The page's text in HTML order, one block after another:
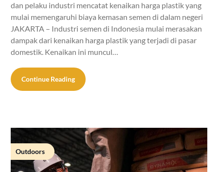
dan pelaku industri mencatat kenaikan harga plastik yang
mulai memengaruhi biaya kemasan semen di dalam negeri
JAKARTA – Industri semen di Indonesia mulai merasakan
dampak dari kenaikan harga plastik yang terjadi di pasar
domestik. Kenaikan ini muncul…
Continue Reading
Outdoors